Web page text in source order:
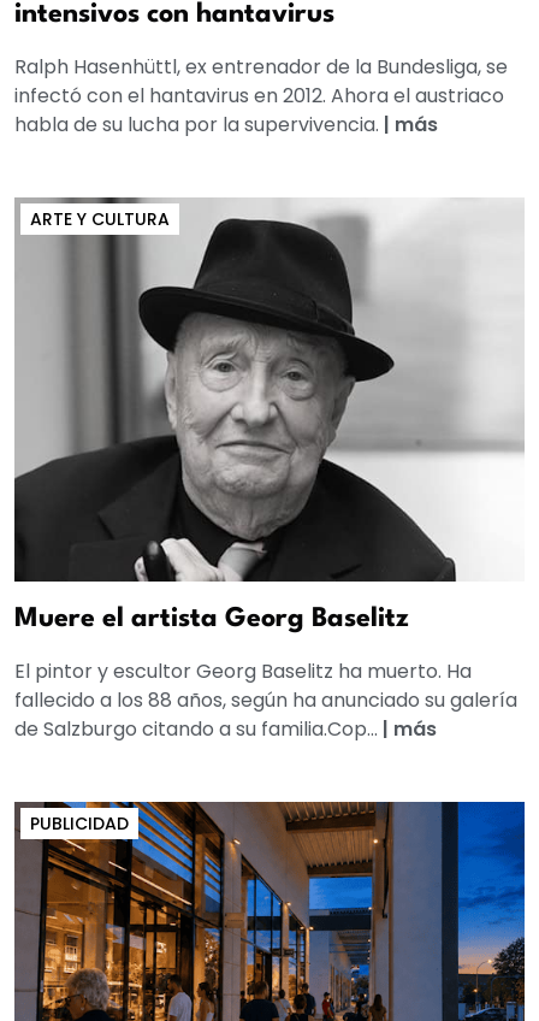
intensivos con hantavirus
Ralph Hasenhüttl, ex entrenador de la Bundesliga, se
infectó con el hantavirus en 2012. Ahora el austriaco
habla de su lucha por la supervivencia. | más
ARTE Y CULTURA
Muere el artista Georg Baselitz
El pintor y escultor Georg Baselitz ha muerto. Ha
fallecido a los 88 años, según ha anunciado su galería
de Salzburgo citando a su familia.Cop... | más
PUBLICIDAD